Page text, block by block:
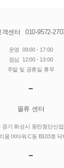
객센터 010-9572-
운영 09:00 - 17:00
점심
12:00 - 13:00
주말 및 공휴일 휴무
물류 센터
경기 화성시 동탄첨단산
움 IX타워 C동 B103호